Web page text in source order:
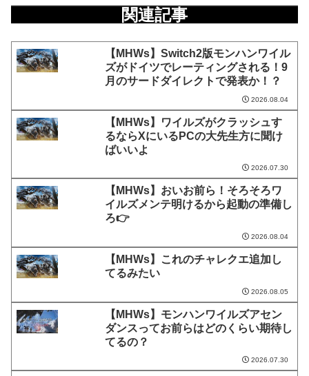
関連記事
【MHWs】Switch2版モンハンワイル
ズがドイツでレーティングされる！9
月のサードダイレクトで発表か！？
2026.08.04
【MHWs】ワイルズがクラッシュす
るならXにいるPCの大先生方に聞け
ばいいよ
2026.07.30
【MHWs】おいお前ら！そろそろワ
イルズメンテ明けるから起動の準備し
ろ👉
2026.08.04
【MHWs】これのチャレクエ追加し
てるみたい
2026.08.05
【MHWs】モンハンワイルズアセン
ダンスってお前らはどのくらい期待し
てるの？
2026.07.30